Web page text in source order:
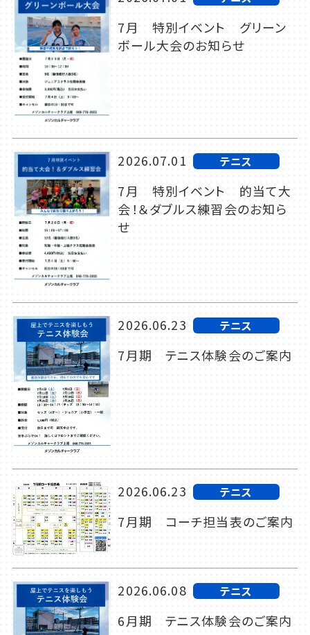
7月 特別イベント グリーン
ボール大会のお知らせ
2026.07.01 テニス
7月 特別イベント 的当て大
会！＆ダブルス練習会のお知ら
せ
2026.06.23 テニス
7月期 テニス体験会のご案内
2026.06.23 テニス
7月期 コーチ担当表のご案内
2026.06.08 テニス
6月期 テニス体験会のご案内